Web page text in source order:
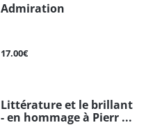
Admiration
17.00€
Littérature et le brillant
- en hommage à Pierr ...